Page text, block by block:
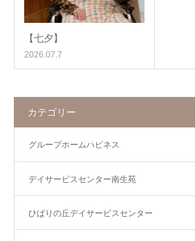
【七夕】
2026.07.7
カテゴリー
グループホームハピネス
デイサービスセンター南生苑
ひばりの丘デイサービスセンター